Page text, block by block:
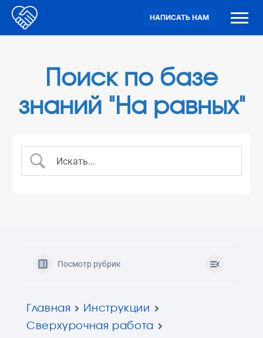
НАПИСАТЬ НАМ
Поиск по базе
знаний "На равных"
Посмотр рубрик
Главная
Инструкции
Сверхурочная работа